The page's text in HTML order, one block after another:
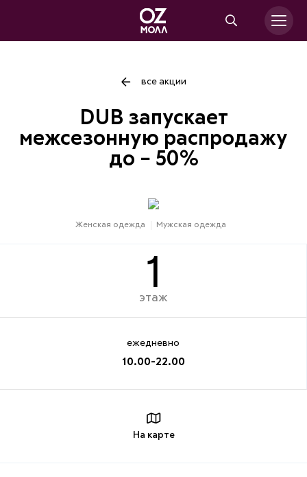
все акции
DUB запускает
межсезонную распродажу
до − 50%
Женская одежда Мужская одежда
1
этаж
ежедневно
10.00-22.00
На карте